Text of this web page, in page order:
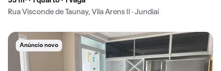
Rua Visconde de Taunay, Vila Arens II · Jundiaí
Anúncio novo